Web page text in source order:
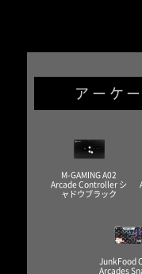
アーケ
M-GAMING A02
Arcade Controller シ
ャドウブラック
JunkFood
Arcades